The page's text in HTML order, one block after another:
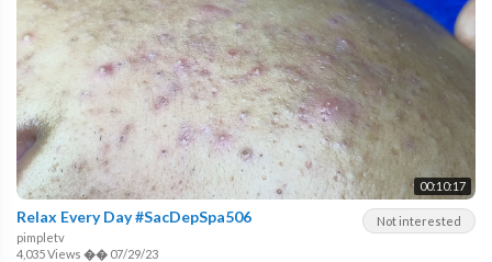
00:10:17
Not interested
Relax Every Day #SacDepSpa506
pimpletv
4,035 Views �� 07/29/23